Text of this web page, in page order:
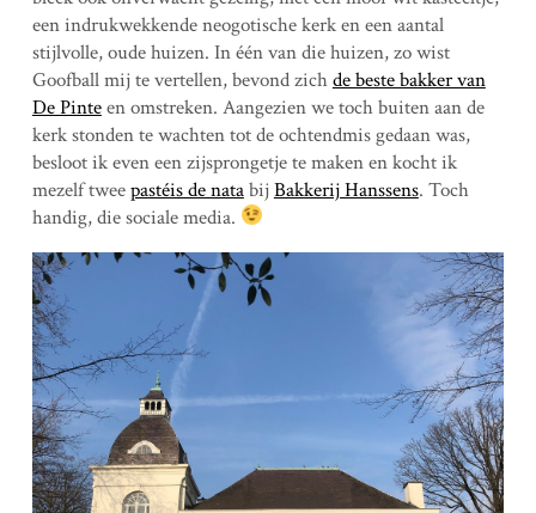
een indrukwekkende neogotische kerk en een aantal
stijlvolle, oude huizen. In één van die huizen, zo wist
Goofball mij te vertellen, bevond zichde beste bakker van
De Pinteen omstreken. Aangezien we toch buiten aan de
kerk stonden te wachten tot de ochtendmis gedaan was,
besloot ik even een zijsprongetje te maken en kocht ik
mezelf tweepastéis de natabijBakkerij Hanssens. Toch
handig, die sociale media.